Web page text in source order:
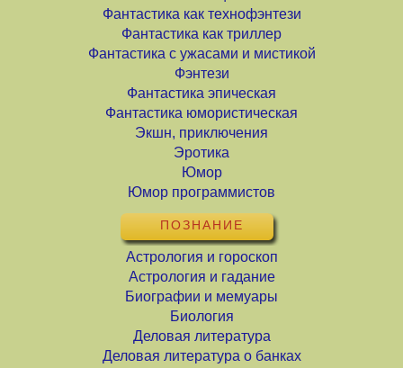
Фантастика как технофэнтези
Фантастика как триллер
Фантастика с ужасами и мистикой
Фэнтези
Фантастика эпическая
Фантастика юмористическая
Экшн, приключения
Эротика
Юмор
Юмор программистов
ПОЗНАНИЕ
Астрология и гороскоп
Астрология и гадание
Биографии и мемуары
Биология
Деловая литература
Деловая литература о банках